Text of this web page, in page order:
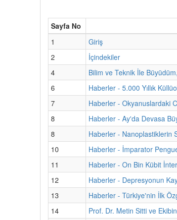
Sayfa No
1
Giriş
2
İçindekiler
4
Bilim ve Teknik İle
6
Haberler - 5.000 Yıllık
7
Haberler - Okyanuslardaki
8
Haberler - Ay'da Devasa
8
Haberler - Nanoplastiklerin
10
Haberler - İmparator
11
Haberler - On Bin Kübit
12
Haberler - Depresyonun
13
Haberler - Türkiye'nin İlk
14
Prof. Dr. Metin Sitti ve